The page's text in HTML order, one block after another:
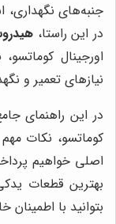
جنبه‌های نگهداری،
در این راستا،
اورجینال
نیازهای تعمیر و
در این راهنمای
کوماتسو، نکات
اصلی خواهیم
بهترین قطعات
بتوانید با